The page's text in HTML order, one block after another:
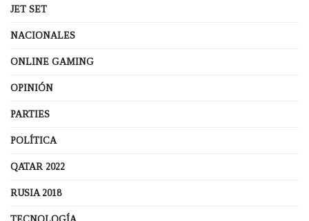
JET SET
NACIONALES
ONLINE GAMING
OPINIÓN
PARTIES
POLÍTICA
QATAR 2022
RUSIA 2018